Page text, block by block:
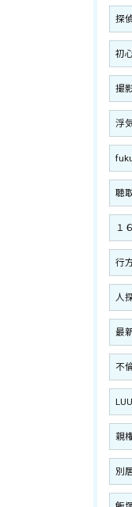
探
初
撮
浮
聴
１
行
人
最
不
親
別